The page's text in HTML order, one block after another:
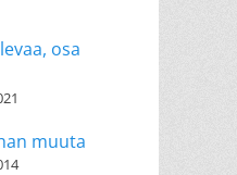
osa
muuta